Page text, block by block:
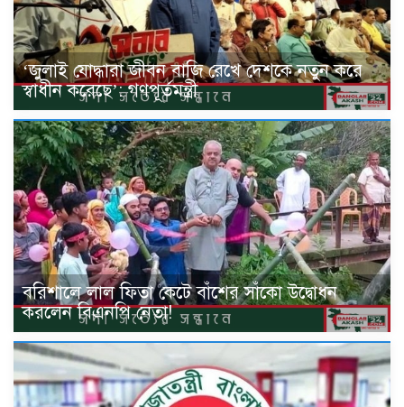
‘জুলাই যোদ্ধারা জীবন বাজি রেখে দেশকে নতুন করে
স্বাধীন করেছে’: গণপূর্তমন্ত্রী
বরিশালে লাল ফিতা কেটে বাঁশের সাঁকো উদ্বোধন
করলেন বিএনপি নেতা!